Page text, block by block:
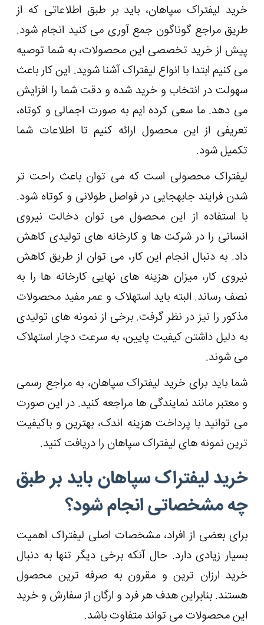
خرید لیفتراک سپاهان، باید بر طبق اطلاعاتی که از
طریق مراجع گوناگون جمع آوری می کنید انجام شود.
پیش از خرید تخصصی این محصولات، به شما توصیه
می کنیم ابتدا با انواع لیفتراک آشنا شوید. این کار باعث
سهولت در انتخاب و خرید شده و دقت شما را افزایش
می دهد. ما سعی کرده ایم به صورت اجمالی و کوتاه،
تعریفی از این محصول ارائه کنیم تا اطلاعات شما
تکمیل شود.
لیفتراک محصولی است که می توان باعث راحت تر
شدن فرایند جا‎به‎جایی در فواصل طولانی و کوتاه شود.
با استفاده از این محصول می توان دخالت نیروی
انسانی را در شرکت ها و کارخانه های تولیدی کاهش
داد. به دنبال انجام این کار، می توان از طریق کاهش
نیروی کار، میزان هزینه های نهایی کارخانه ها را به
نصف رساند. البته باید استهلاک و عمر مفید محصولات
مذکور را نیز در نظر گرفت. برخی از نمونه های تولیدی
به دلیل داشتن کیفیت پایین، به سرعت دچار استهلاک
می شوند.
شما باید برای خرید لیفتراک سپاهان، به مراجع رسمی
و معتبر مانند نمایندگی ها مراجعه کنید. در این صورت
می توانید با پرداخت هزینه اندک، بهترین و باکیفیت
ترین نمونه های لیفتراک سپاهان را دریافت کنید.
خرید لیفتراک سپاهان باید بر طبق
چه مشخصاتی انجام شود؟
برای بعضی از افراد، مشخصات اصلی لیفتراک اهمیت
بسیار زیادی دارد. حال آنکه برخی دیگر تنها به دنبال
خرید ارزان ترین و مقرون به صرفه ترین محصول
هستند. بنابراین هدف هر فرد و ارگان از سفارش و خرید
این محصولات می تواند متفاوت باشد.